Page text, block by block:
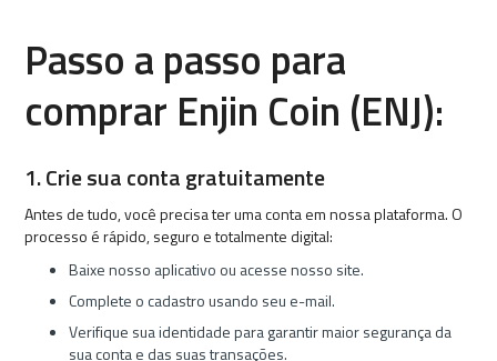
Passo a passo para
comprar Enjin Coin (ENJ):
1. Crie sua conta gratuitamente
Antes de tudo, você precisa ter uma conta em nossa plataforma. O
processo é rápido, seguro e totalmente digital:
Baixe nosso aplicativo ou acesse nosso site.
Complete o cadastro usando seu e-mail.
Verifique sua identidade para garantir maior segurança da
sua conta e das suas transações.